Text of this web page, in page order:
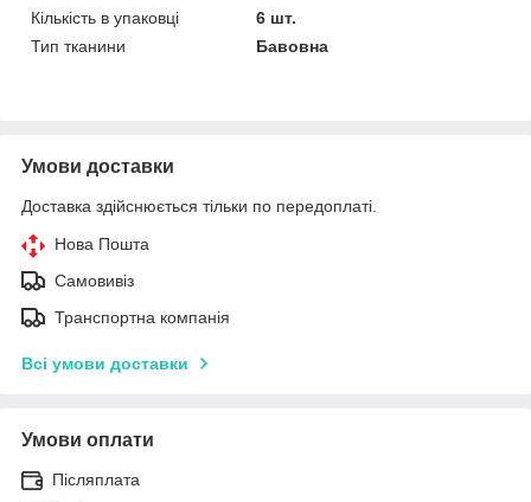
Кількість в упаковці
6 шт.
Тип тканини
Бавовна
Умови доставки
Доставка здійснюється тільки по передоплаті.
Нова Пошта
Самовивіз
Транспортна компанія
Всі умови доставки
Умови оплати
Післяплата